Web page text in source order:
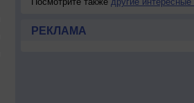
РЕКЛАМА